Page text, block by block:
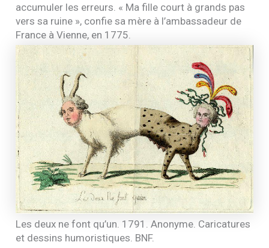
accumuler les erreurs. « Ma fille court à grands pas
vers sa ruine », confie sa mère à l’ambassadeur de
France à Vienne, en 1775.
Les deux ne font qu’un. 1791. Anonyme. Caricatures
et dessins humoristiques. BNF.